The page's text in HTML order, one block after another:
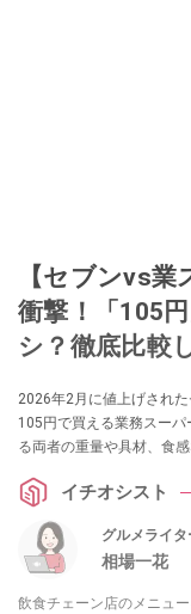
【セブンvs
衝撃！「105
シ？徹底比較
2026年2月に値上げされ
105円で買える業務スー
る両者の重量や具材、食
イチオシスト
グルメライタ
相場一花
飲食チェーン店のメニュ